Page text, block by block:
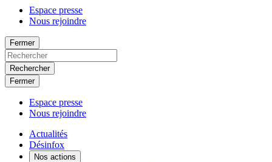
Espace presse
Nous rejoindre
Fermer
Rechercher
Fermer
Espace presse
Nous rejoindre
Actualités
Désinfox
Nos actions